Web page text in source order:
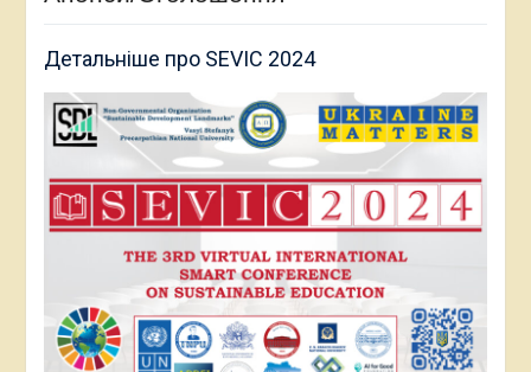
Детальніше про SEVIC 2024